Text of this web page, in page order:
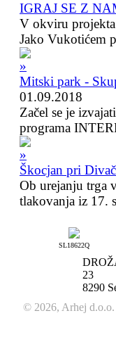
IGRAJ SE Z
V okviru
Jako Vukotićem
Mitski park -
01.09.2018
Začel se je
programa
Škocjan pri
Ob urejanju trga
tlakovanja iz 17.
SL18622Q
23
8290
© 2026, Arhej d.o.o.